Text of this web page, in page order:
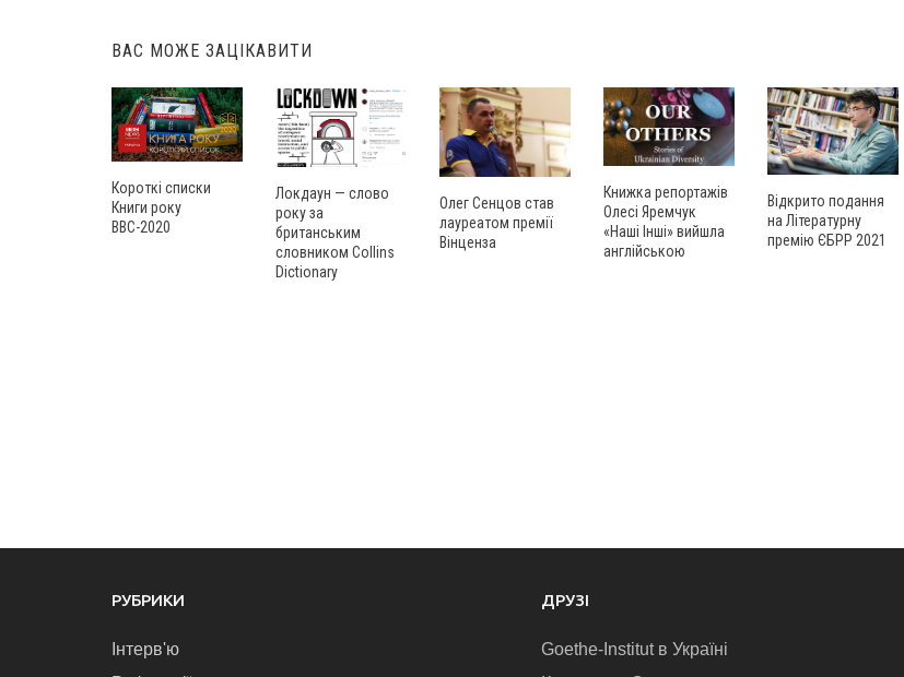
ВАС МОЖЕ ЗАЦІКАВИТИ
Короткі списки
Книги року
ВВС-2020
Локдаун — слово
року за
британським
словником Collins
Dictionary
Олег Сенцов став
лауреатом премії
Вінценза
Книжка репортажів
Олесі Яремчук
«Наші Інші» вийшла
англійською
Відкрито подання
на Літературну
премію ЄБРР 2021
РУБРИКИ
Інтерв'ю
ДРУЗІ
Goethe-Institut в Україні